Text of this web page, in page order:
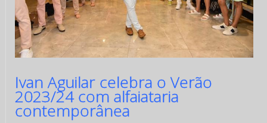
Ivan Aguilar celebra o Verão
2023/24 com alfaiataria
contemporânea